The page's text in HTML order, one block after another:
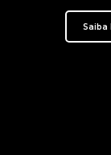
Saiba